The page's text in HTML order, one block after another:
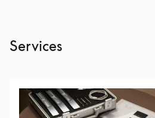
Services